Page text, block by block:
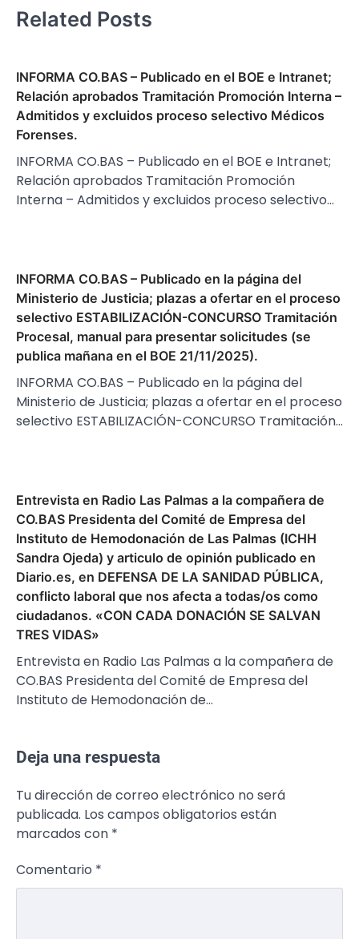
Related Posts
INFORMA CO.BAS – Publicado en el BOE e Intranet;
Relación aprobados Tramitación Promoción Interna –
Admitidos y excluidos proceso selectivo Médicos
Forenses.
INFORMA CO.BAS – Publicado en el BOE e Intranet;
Relación aprobados Tramitación Promoción
Interna – Admitidos y excluidos proceso selectivo…
INFORMA CO.BAS – Publicado en la página del
Ministerio de Justicia; plazas a ofertar en el proceso
selectivo ESTABILIZACIÓN-CONCURSO Tramitación
Procesal, manual para presentar solicitudes (se
publica mañana en el BOE 21/11/2025).
INFORMA CO.BAS – Publicado en la página del
Ministerio de Justicia; plazas a ofertar en el proceso
selectivo ESTABILIZACIÓN-CONCURSO Tramitación…
Entrevista en Radio Las Palmas a la compañera de
CO.BAS Presidenta del Comité de Empresa del
Instituto de Hemodonación de Las Palmas (ICHH
Sandra Ojeda) y articulo de opinión publicado en
Diario.es, en DEFENSA DE LA SANIDAD PÚBLICA,
conflicto laboral que nos afecta a todas/os como
ciudadanos. «CON CADA DONACIÓN SE SALVAN
TRES VIDAS»
Entrevista en Radio Las Palmas a la compañera de
CO.BAS Presidenta del Comité de Empresa del
Instituto de Hemodonación de…
Deja una respuesta
Tu dirección de correo electrónico no será
publicada. Los campos obligatorios están
marcados con *
Comentario *